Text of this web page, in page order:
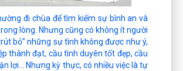
đi chùa để tìm kiếm sự bình an và
lòng. Nhưng cũng có không ít người
bỏ” những sự tình không được như ý,
thành đạt, cầu tình duyên tốt đẹp, cầu
lợi… Nhưng kỳ thực, có nhiều việc là tự